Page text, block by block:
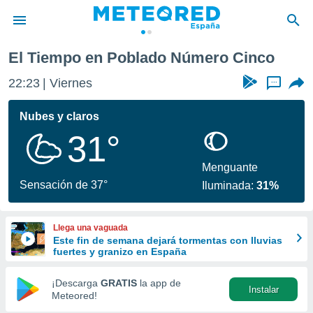
de
por
se
calidad.
a este
las
y
forma
digital
basada
El Tiempo en Poblado Número Cinco
22:23 Viernes ...
Nubes y claros
31°
Sensación de 37°
Menguante
Iluminada:31%
Llega una vaguada
Este fin de semana dejará tormentas con lluvias
fuertes y granizo en España
¡Descarga GRATIS la app de
Meteored!
Instalar